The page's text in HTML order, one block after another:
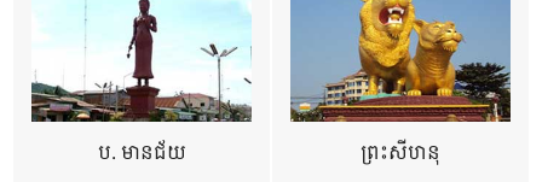
ប. មានជ័យ ព្រះសីហនុ